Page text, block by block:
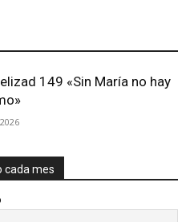
149 «Sin María no hay
cada mes